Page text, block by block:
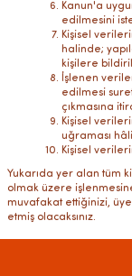
Kanun'a
edilmesini
Kişisel
halinde;
kişilere
İşlenen
edilmesi
çıkmasına
Kişisel
uğraması
Kişisel
Yukarıda yer alan tüm
olmak üzere
muvafakat ettiğinizi, üye
etmiş olacaksınız.